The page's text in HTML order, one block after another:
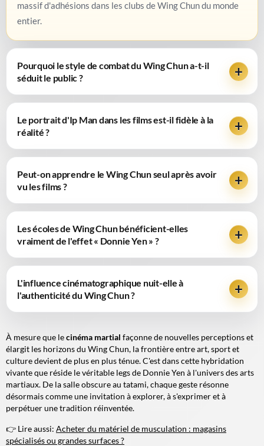
massif d'adhésions dans les clubs de Wing Chun du monde
entier.
Pourquoi le style de combat du Wing Chun a-t-il
séduit le public ?
Le portrait d'Ip Man dans les films est-il fidèle à la
réalité ?
Peut-on apprendre le Wing Chun seul après avoir
vu les films ?
Les écoles de Wing Chun bénéficient-elles
vraiment de l'effet « Donnie Yen » ?
L'influence cinématographique nuit-elle à
l'authenticité du Wing Chun ?
À mesure que lecinéma martial façonne de nouvelles perceptions et
élargit les horizons du Wing Chun, la frontière entre art, sport et
culture devient de plus en plus ténue. C'est dans cette hybridation
vivante que réside le véritable legs de Donnie Yen à l'univers des arts
martiaux. De la salle obscure au tatami, chaque geste résonne
désormais comme une invitation à explorer, à s'exprimer et à
perpétuer une tradition réinventée.
👉 Lire aussi: Acheter du matériel de musculation : magasins
spécialisés ou grandes surfaces ?